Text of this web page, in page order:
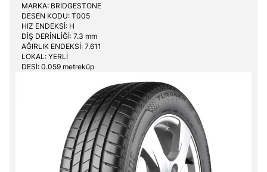
MARKA: BRİDGESTONE
DESEN KODU: T005
HIZ ENDEKSİ: H
DİŞ DERİNLİĞİ: 7.3 mm
AĞIRLIK ENDEKSİ: 7.611
LOKAL: YERLİ
DESİ: 0.059 metreküp